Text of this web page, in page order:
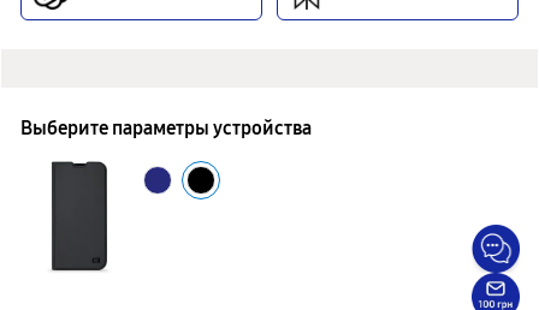
Выберите параметры устройства